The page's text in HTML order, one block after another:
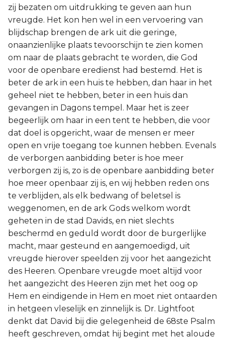
zij bezaten om uitdrukking te geven aan hun
vreugde. Het kon hen wel in een vervoering van
blijdschap brengen de ark uit die geringe,
onaanzienlijke plaats tevoorschijn te zien komen
om naar de plaats gebracht te worden, die God
voor de openbare eredienst had bestemd. Het is
beter de ark in een huis te hebben, dan haar in het
geheel niet te hebben, beter in een huis dan
gevangen in Dagons tempel. Maar het is zeer
begeerlijk om haar in een tent te hebben, die voor
dat doel is opgericht, waar de mensen er meer
open en vrije toegang toe kunnen hebben. Evenals
de verborgen aanbidding beter is hoe meer
verborgen zij is, zo is de openbare aanbidding beter
hoe meer openbaar zij is, en wij hebben reden ons
te verblijden, als elk bedwang of beletsel is
weggenomen, en de ark Gods welkom wordt
geheten in de stad Davids, en niet slechts
beschermd en geduld wordt door de burgerlijke
macht, maar gesteund en aangemoedigd, uit
vreugde hierover speelden zij voor het aangezicht
des Heeren. Openbare vreugde moet altijd voor
het aangezicht des Heeren zijn met het oog op
Hem en eindigende in Hem en moet niet ontaarden
in hetgeen vleselijk en zinnelijk is. Dr. Lightfoot
denkt dat David bij die gelegenheid de 68ste Psalm
heeft geschreven, omdat hij begint met het aloude